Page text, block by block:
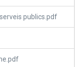
publics.pdf